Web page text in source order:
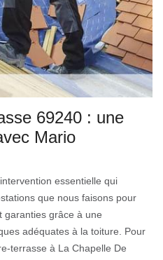
69240 : une
Mario
essentielle qui
que nous faisons pour
garanties grâce à une
adéquates à la toiture. Pour
terrasse à La Chapelle De